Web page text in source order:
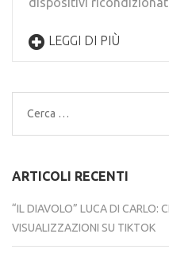
LEGGI DI PIÙ
Ricerca
per:
ARTICOLI RECENTI
“IL DIAVOLO” LUCA DI CARLO:
VISUALIZZAZIONI SU TIKTOK